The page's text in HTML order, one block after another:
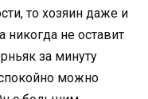
то хозяин даже и
не оставит
за минуту
можно